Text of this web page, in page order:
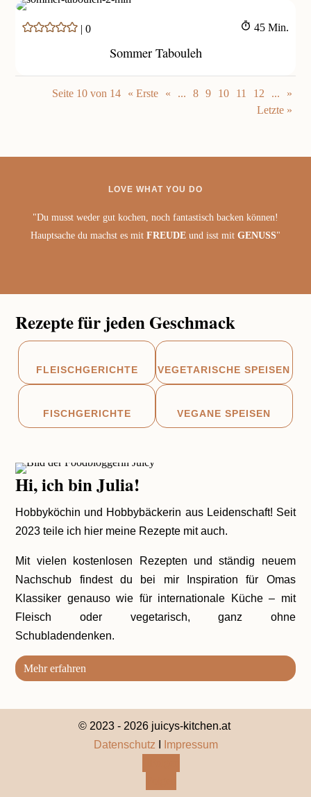
|0 45Minuten
Min.
Sommer Tabouleh
Seite 10 von 14 « Erste « ... 8 9 10 11 12 ...
»
Letzte »
LOVE WHAT YOU DO
"Du musst weder gut kochen, noch fantastisch backen können!
Hauptsache du machst es mit FREUDE und isst mit GENUSS"
Rezepte für jeden Geschmack
FLEISCHGERICHTE VEGETARISCHE SPEISEN
FISCHGERICHTE VEGANE SPEISEN
Hi, ich bin Julia!
Hobbyköchin und Hobbybäckerin aus Leidenschaft! Seit
2023 teile ich hier meine Rezepte mit auch.
Mit vielen kostenlosen Rezepten und ständig neuem
Nachschub findest du bei mir Inspiration für Omas
Klassiker genauso wie für internationale Küche – mit
Fleisch oder vegetarisch, ganz ohne
Schubladendenken.
Mehr erfahren
© 2023 - 2026 juicys-kitchen.at
Datenschutz
Impressum